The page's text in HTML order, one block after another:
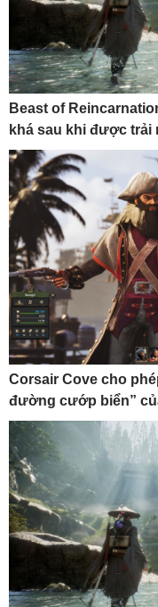
Beast of
khá sau khi được trải
Corsair Cove cho
đường cướp biển”